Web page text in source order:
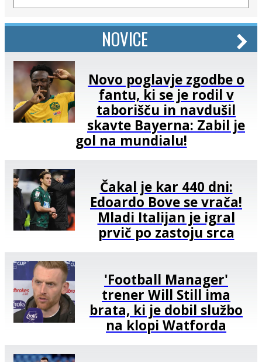
NOVICE
Novo poglavje zgodbe o
fantu, ki se je rodil v
taborišču in navdušil
skavte Bayerna: Zabil je
gol na mundialu!
Čakal je kar 440 dni:
Edoardo Bove se vrača!
Mladi Italijan je igral
prvič po zastoju srca
'Football Manager'
trener Will Still ima
brata, ki je dobil službo
na klopi Watforda